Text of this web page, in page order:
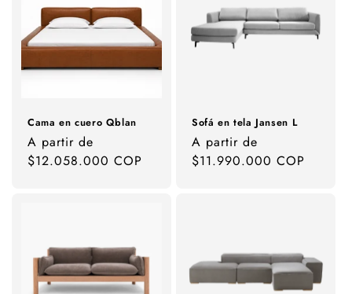
Cama en cuero Qblan
Precio
habitual
A partir de
$12.058.000 COP
Sofá en tela Jansen L
Precio
habitual
A partir de
$11.990.000 COP